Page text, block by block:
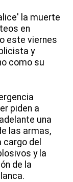
la muerte
en
este viernes
y
como su
piden a
una
las armas,
del
y la
de la